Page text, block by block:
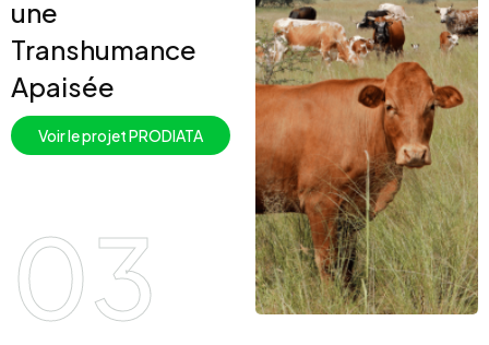
une
Transhumance
Apaisée
Voir le projet PRODIATA
03